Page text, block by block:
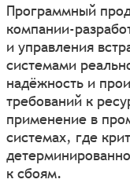
Программный
компании-
и управления
системами
надёжность и
требований к
применение в
системах, где
к сбоям.